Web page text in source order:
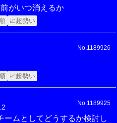
がいつ消えるか
📈超勢い
No.1189926
📈超勢い
No.1189925
ームとしてどうするか検討し